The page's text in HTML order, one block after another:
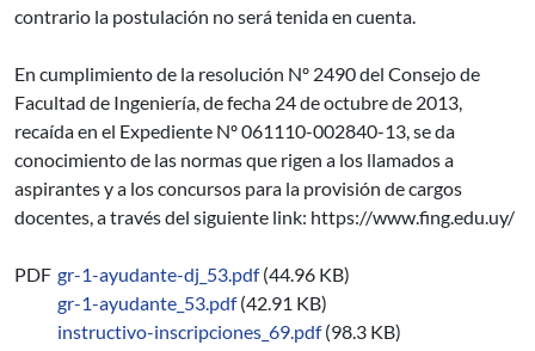
contrario la postulación no será tenida en cuenta.
En cumplimiento de la resolución Nº 2490 del Consejo de
Facultad de Ingeniería, de fecha 24 de octubre de 2013,
recaída en el Expediente Nº 061110-002840-13, se da
conocimiento de las normas que rigen a los llamados a
aspirantes y a los concursos para la provisión de cargos
docentes, a través del siguiente link: https://www.fing.edu.uy/
PDF gr-1-ayudante-dj_53.pdf (44.96 KB)
gr-1-ayudante_53.pdf (42.91 KB)
instructivo-inscripciones_69.pdf (98.3 KB)